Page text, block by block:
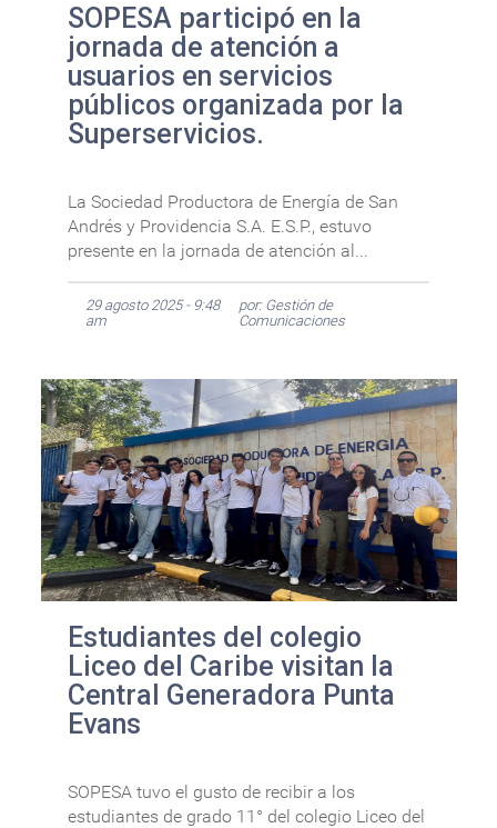
SOPESA participó en la
jornada de atención a
usuarios en servicios
públicos organizada por la
Superservicios.
La Sociedad Productora de Energía de San
Andrés y Providencia S.A. E.S.P., estuvo
presente en la jornada de atención al...
29 agosto 2025 - 9:48
am
por: Gestión de
Comunicaciones
Estudiantes del colegio
Liceo del Caribe visitan la
Central Generadora Punta
Evans
SOPESA tuvo el gusto de recibir a los
estudiantes de grado 11° del colegio Liceo del